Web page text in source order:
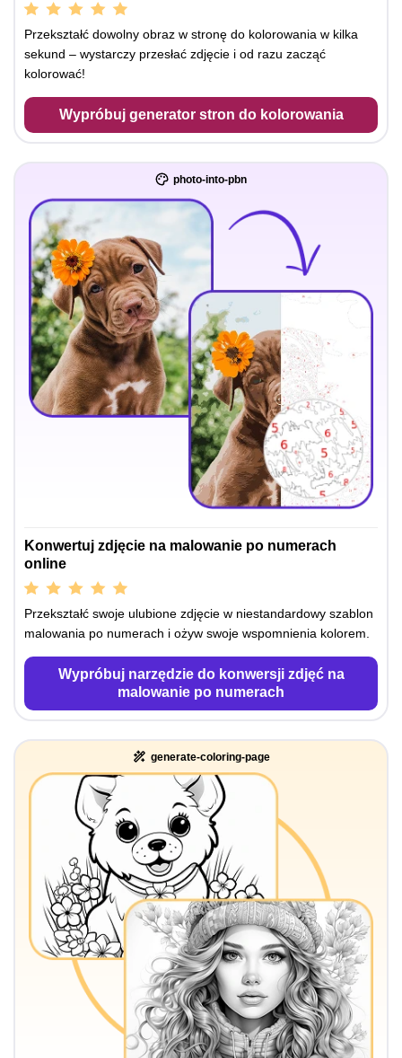
Przekształć dowolny obraz w stronę do kolorowania w kilka
sekund – wystarczy przesłać zdjęcie i od razu zacząć
kolorować!
Wypróbuj generator stron do kolorowania
photo-into-pbn
Konwertuj zdjęcie na malowanie po numerach
online
Przekształć swoje ulubione zdjęcie w niestandardowy szablon
malowania po numerach i ożyw swoje wspomnienia kolorem.
Wypróbuj narzędzie do konwersji zdjęć na
malowanie po numerach
generate-coloring-page